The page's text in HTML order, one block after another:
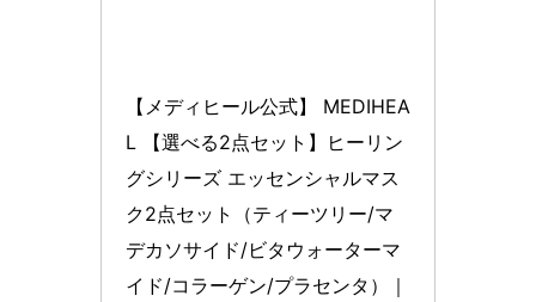
【メディヒール公式】 MEDIHEA
L 【選べる2点セット】ヒーリン
グシリーズ エッセンシャルマス
ク2点セット（ティーツリー/マ
デカソサイド/ビタウォーターマ
イド/コラーゲン/プラセンタ）｜